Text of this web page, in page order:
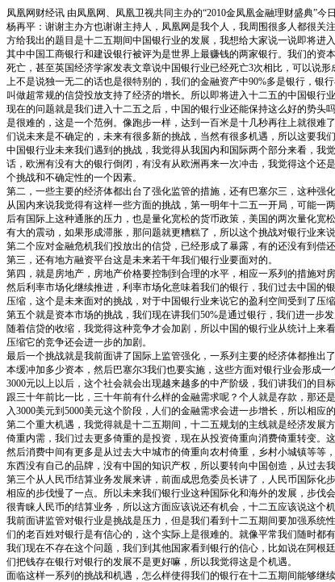
凤凰网财经讯 由凤凰网、凤凰卫视共同主办的“2010金凤凰金融理财盛典”
杨再平：谢谢主办方也谢谢主持人，凤凰网是我个人，我周围很多人都很
方给我出的题目是十二五期间中国银行业的发展，我想给大家说一说即将进
其中中国工商银行和建设银行被评为是世界上最赚钱的两家银行。我们的资
死亡，甚至英国经济学家发表文章说中国银行业已经死亡3次相比，可以说
上不是说独一无二的话也是很特别的，我们的金融资产中90%多是银行，银
叫做超常规的信贷投放支持了经济的增长。所以即将进入十二五的中国银行
现在的问题就是我们进入十二五之后，中国的银行业还能保持这么好的势头
是很难的，这是一个范例。像跑步一样，达到一百米是十几秒再往上就很
们说未来是不确定的，未来有很多新的挑战，当然有很多机遇，所以这要我
中国银行业未来我们遇到的挑战，我觉得从我国内和国际两个部分来看，
话，欧洲有没有大的银行倒闭，有没有从欧洲再来一次冲击，我觉得这个
个挑战和不确定性的一个因素。
第二，一些主要的经济体都出台了强化监管的措施，还有巴塞尔三，这种强
从国内来说我觉得有这样一些方面的挑战，第一明年十二五一开局，可能
后有国际上这种通胀的压力，也是量化宽松的货币政策，美国的两次量化
有大的震动，如果形成滞胀，那问题就更糟糕了，所以这个挑战对银行业来
第二个应对金融危机我们投放出的信贷，已经形成了暴露，有的还没有到偿
第三，还有地方融资平台这是未来若干年我们银行业要面对的。
第四，就是房地产，房地产价格要控制到合理的水平，相应一系列的措施对
然后利率市场化继续推进，利率市场化意味着我们的银行，我们过去中国的
压缩，这个是未来面对的挑战，对于中国银行业来说它的盈利空间受到了压缩
第五个就是资本市场的挑战，我们现在讲我们50%是通过银行，我们进一
随着信贷的收缩，我觉得这种竞争才会加剧，所以中国的银行业从统计上
压缩它的竞争还会进一步的加剧。
最后一个挑战就是我前面讲了国际上监管强化，一系列主要的经济体都推
本缓冲加多少资本，然后巴塞尔3我们也要实施，这些方面对银行业会形成
3000元以上以后，这个社会就会出现越来越多的中产阶级，我们讲我们的
跟三十年前比一比，三十年前有什么样的金融需求呢？个人就是存款，那
入3000美元到5000美元这个阶段，人们的金融需求会进一步增长，所以相
第二个重大机遇，我觉得就是十二五期间，十二五规划的主线就是经济发
倚重内需，我们过去更多倚重的是投资，现在从投资倚重向消费倚重转变。
然后消费中间有更多是从过去大中城市的倚重向农村倚重，乡村小城镇等
东西没有自己的品牌，没有中国的知识产权，所以要转向中国创造，从过去
第三个从人民币结算业务发展来讲，前面成思危委员长讲了，人民币国际
相应的步伐慢了一点。所以未来我们银行业这种国际化和海外的发展，步伐
很青睐人民币的结算业务，所以这方面应该说还有机会，十二五应该说这个机
我前面讲监管对银行业是挑战是压力，但是我们看到十二五期间要加强系
们的老百姓对银行是有信心的，这个实际上是很难的。就像平常我们随时都
我们现在不存在这个问题，我们到其他国家看到银行的信心，比如说在阿
们把钱存在银行对银行的发展不是更好嘛，所以我觉得这是个机遇。
面临这样一系列的挑战和机遇，怎么样使得我们的银行在十二五期间能够